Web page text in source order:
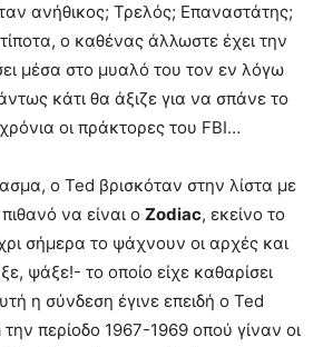
ανήθικος; Τρελός; Επαναστάτης;
ο καθένας άλλωστε έχει την
μέσα στο μυαλό του τον εν λόγω
κάτι θα άξιζε για να σπάνε το
οι πράκτορες του FBI…
ο Ted βρισκόταν στην λίστα με
να είναι ο Zodiac, εκείνο το
σήμερα το ψάχνουν οι αρχές και
ψάξε!- το οποίο είχε καθαρίσει
η σύνδεση έγινε επειδή ο Ted
περίοδο 1967-1969 οπού γίναν οι